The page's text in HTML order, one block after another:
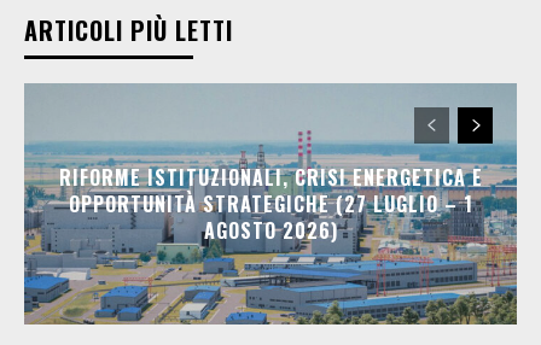
ARTICOLI PIÙ LETTI
RIFORME ISTITUZIONALI, CRISI ENERGETICA E
OPPORTUNITÀ STRATEGICHE (27 LUGLIO – 1
AGOSTO 2026)